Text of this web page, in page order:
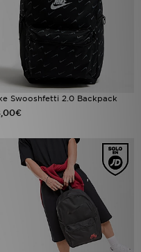
Swooshfetti 2.0 Backpack